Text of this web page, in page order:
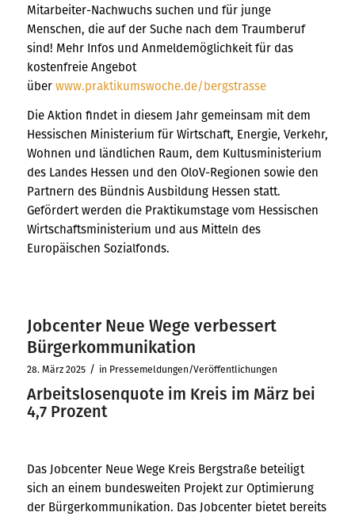
Mitarbeiter-Nachwuchs suchen und für junge
Menschen, die auf der Suche nach dem Traumberuf
sind! Mehr Infos und Anmeldemöglichkeit für das
kostenfreie Angebot
überwww.praktikumswoche.de/bergstrasse
Die Aktion findet in diesem Jahr gemeinsam mit dem
Hessischen Ministerium für Wirtschaft, Energie, Verkehr,
Wohnen und ländlichen Raum, dem Kultusministerium
des Landes Hessen und den OloV-Regionen sowie den
Partnern des Bündnis Ausbildung Hessen statt.
Gefördert werden die Praktikumstage vom Hessischen
Wirtschaftsministerium und aus Mitteln des
Europäischen Sozialfonds.
Jobcenter Neue Wege verbessert
Bürgerkommunikation
28. März 2025 / in Pressemeldungen/Veröffentlichungen
Arbeitslosenquote im Kreis im März bei
4,7 Prozent
Das Jobcenter Neue Wege Kreis Bergstraße beteiligt
sich an einem bundesweiten Projekt zur Optimierung
der Bürgerkommunikation. Das Jobcenter bietet bereits